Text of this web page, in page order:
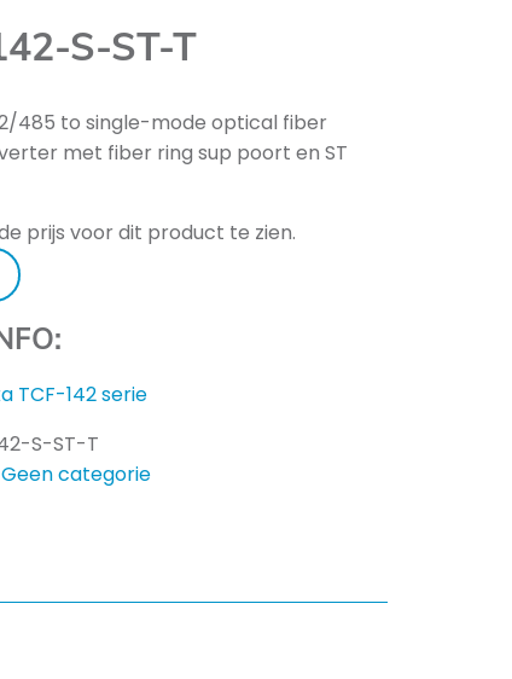
S-ST-T
485 to single-mode optical fiber
met fiber ring sup poort en ST
prijs voor dit product te zien.
TCF-142 serie
S-ST-T
Geen categorie